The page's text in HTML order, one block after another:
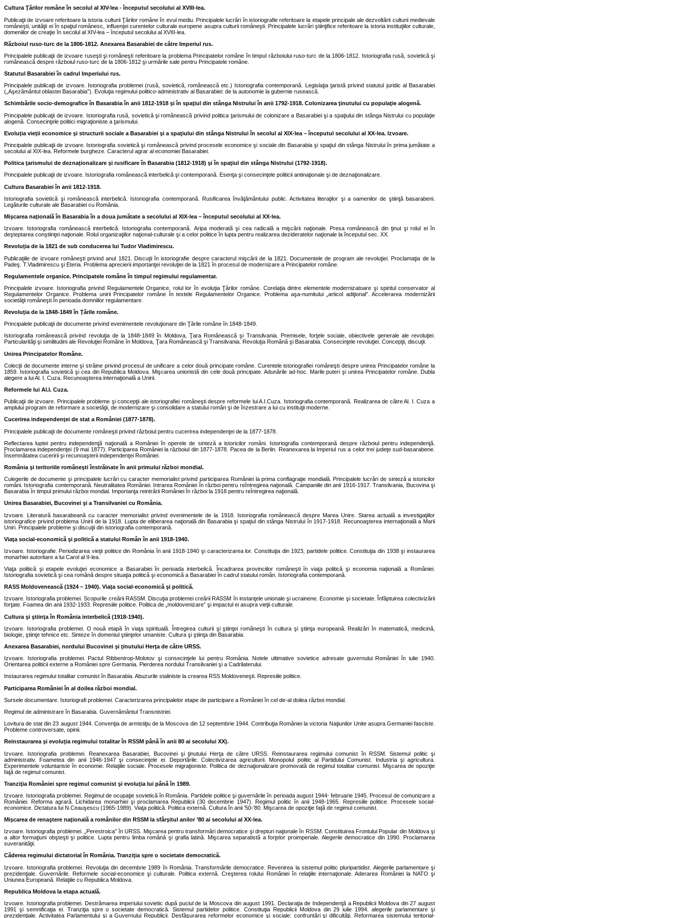
Cultura Ţărilor române în secolul al XIV-lea -începutul secolului al XVIII-lea.
Publicaţii de izvoare referitoare la istoria culturii Ţărilor române în evul mediu. Principalele lucrări în istoriografie referitoare la etapele principale ale dezvoltării culturii medievale
româneşti, unităţii ei în spaţiul românesc, influenţei curentelor culturale europene asupra culturii româneşti. Principalele lucrări ştiinţifice referitoare la istoria instituţiilor culturale,
domeniilor de creaţie în secolul al XIV-lea – începutul secolului al XVIII-lea.
Războiul ruso-turc de la 1806-1812. Anexarea Basarabiei de către Imperiul rus.
Principalele publicaţii de izvoare ruseşti şi româneşti referitoare la problema Principatelor române în timpul războiului ruso-turc de la 1806-1812. Istoriografia rusă, sovietică şi
românească despre războiul ruso-turc de la 1806-1812 şi urmările sale pentru Principatele române.
Statutul Basarabiei în cadrul Imperiului rus.
Principalele publicaţii de izvoare. Istoriografia problemei (rusă, sovietică, românească etc.) Istoriografia contemporană. Legislaţia ţaristă privind statutul juridic al Basarabiei
(„Aşezământul oblastei Basarabia”). Evoluţia regimului politico-administrativ al Basarabiei: de la autonomie la gubernie rusească.
Schimbările socio-demografice în Basarabia în anii 1812-1918 şi în spaţiul din stânga Nistrului în anii 1792-1918. Colonizarea ţinutului cu populaţie alogenă.
Principalele publicaţii de izvoare. Istoriografia rusă, sovietică şi românească privind politica ţarismului de colonizare a Basarabiei şi a spaţiului din stânga Nistrului cu populaţie
alogenă. Consecinţele politici migraţioniste a ţarismului.
Evoluţia vieţii economice şi structurii sociale a Basarabiei şi a spaţiului din stânga Nistrului în secolul al XIX-lea – începutul secolului al XX-lea. Izvoare.
Principalele publicaţii de izvoare. Istoriografia sovietică şi românească privind procesele economice şi sociale din Basarabia şi spaţiul din stânga Nistrului în prima jumătate a
secolului al XIX-lea. Reformele burgheze. Caracterul agrar al economiei Basarabiei.
Politica ţarismului de deznaţionalizare şi rusificare în Basarabia (1812-1918) şi în spaţiul din stânga Nistrului (1792-1918).
Principalele publicaţii de izvoare. Istoriografia românească interbelică şi contemporană. Esenţa şi consecinţele politicii antinaţionale şi de deznaţionalizare.
Cultura Basarabiei în anii 1812-1918.
Istoriografia sovietică şi românească interbelică. Istoriografia contemporană.
Rusificarea învăţământului public. Activitatea literaţilor şi a oamenilor de ştiinţă basarabeni.
Legăturile culturale ale Basarabiei cu România.
Mişcarea naţională în Basarabia în a doua jumătate a secolului al XIX-lea – începutul secolului al XX-lea.
Izvoare. Istoriografia românească interbelică. Istoriografia contemporană.
Aripa moderată şi cea radicală a mişcării naţionale. Presa românească din ţinut şi rolul ei în
deşteptarea conştiinţei naţionale. Rolul organizaţiilor naţional-culturale şi a celor politice în lupta pentru realizarea dezideratelor naţionale la începutul sec. XX.
Revoluţia de la 1821 de sub conducerea lui Tudor Vladimirescu.
Publicaţiile de izvoare româneşti privind anul 1821. Discuţii în istoriografie despre caracterul mişcării de la 1821.
Documentele de program ale revoluţiei. Proclamaţia de la
Padeş. T.Vladimirescu şi Eteria. Problema aprecierii importanţei revoluţiei de la 1821 în procesul de modernizare a Principatelor române.
Regulamentele organice. Principatele române în timpul regimului regulamentar.
Principalele izvoare. Istoriografia privind Regulamentele Organice, rolul lor în evoluţia Ţărilor române.
Corelaţia dintre elementele modernizatoare şi spiritul conservator al
Regulamentelor Organice. Problema unirii Principatelor române în textele Regulamentelor Organice. Problema aşa-numitului „articol adiţional”. Accelerarea modernizării
societăţii româneşti în perioada domniilor regulamentare.
Revoluţia de la 1848-1849 în Ţările române.
Principalele publicaţii de documente privind evenimentele revoluţionare din Ţările române în 1848-1849.
Istoriografia românească privind revoluţia de la 1848-1849 în Moldova, Ţara Românească şi Transilvania. Premisele, forţele sociale, obiectivele generale ale revoluţiei.
Particularităţi şi similitudini ale Revoluţiei Române în Moldova, Ţara Românească şi Transilvania. Revoluţia Română şi Basarabia. Consecinţele revoluţiei. Concepţii, discuţii.
Unirea Principatelor Române.
Colecţii de documente interne şi străine privind procesul de unificare a celor două principate române. Curentele istoriografiei româneşti despre unirea Principatelor române la
1859. Istoriografia sovietică şi cea din Republica Moldova.
Mişcarea unionistă din cele două principate. Adunările ad-hoc. Marile puteri şi unirea Principatelor române. Dubla
alegere a lui Al. I. Cuza. Recunoaşterea internaţională a Unirii.
Reformele lui Al.I. Cuza.
Publicaţii de izvoare. Principalele probleme şi concepţii ale istoriografiei româneşti despre reformele lui A.I.Cuza. Istoriografia contemporană. Realizarea de către Al. I. Cuza a
amplului program de reformare a societăţii, de modernizare şi consolidare a statului român şi de înzestrare a lui cu instituţii moderne.
Cucerirea independenţei de stat a României (1877-1878).
Principalele publicaţii de documente româneşti privind războiul pentru cucerirea independenţei de la 1877-1878.
Reflectarea luptei pentru independenţă naţională a României în operele de sinteză a istoricilor români. Istoriografia contemporană despre războiul pentru independenţă.
Proclamarea independenţei (9 mai 1877). Participarea României la războiul din 1877-1878. Pacea de la Berlin. Reanexarea la Imperiul rus a celor trei judeţe sud-basarabene.
Însemnătatea cuceririi şi recunoaşterii independenţei României.
România şi teritoriile româneşti înstrăinate în anii primului război mondial.
Culegerile de documente şi principalele lucrări cu caracter memorialist privind participarea României la prima conflagraţie mondială. Principalele lucrări de sinteză a istoricilor
români. Istoriografia contemporană. Neutralitatea României. Intrarea României în război pentru reîntregirea naţională. Campaniile din anii 1916-1917. Transilvania, Bucovina şi
Basarabia în timpul primului război mondial. Importanţa reintrării României în război la 1918 pentru reîntregirea naţională.
Unirea Basarabiei, Bucovinei şi a Transilvaniei cu România.
Izvoare. Literatură basarabeană cu caracter memorialist privind evenimentele de la 1918. Istoriografia românească despre Marea Unire. Starea actuală a investigaţiilor
istoriografice privind problema Unirii de la 1918. Lupta de eliberarea naţională din Basarabia şi spaţiul din stânga Nistrului în 1917-1918. Recunoaşterea internaţională a Marii
Uniri. Principalele probleme şi discuţii din istoriografia contemporană.
Viaţa social-economică şi politică a statului Român în anii 1918-1940.
Izvoare. Istoriografie. Periodizarea vieţii politice din România în anii 1918-1940 şi caracterizarea lor. Constituţia din 1923, partidele politice. Constituţia din 1938 şi instaurarea
monarhiei autoritare a lui Carol al II-lea.
Viaţa politică şi etapele evoluţiei economice a Basarabiei în perioada interbelică. Încadrarea provinciilor româneşti în viaţa politică şi economia naţională a României.
Istoriografia sovietică şi cea română despre situaţia politică şi economică a Basarabiei în cadrul statului român. Istoriografia contemporană.
RASS Moldovenească (1924 – 1940). Viaţa social-economică şi politică.
Izvoare. Istoriografia problemei. Scopurile creării RASSM. Discuţia problemei creării RASSM în instanţele unionale şi ucrainene. Economie şi societate. Înfăptuirea colectivizării
forţate. Foamea din anii 1932-1933. Represiile politice. Politica de „moldovenizare” şi impactul ei asupra vieţii culturale.
Cultura şi ştiinţa în România interbelică (1918-1940).
Izvoare. Istoriografia problemei. O nouă etapă în viaţa spirituală. Întregirea culturii şi ştiinţei româneşti în cultura şi ştiinţa europeană. Realizări în matematică, medicină,
biologie, ştiinţe tehnice etc. Sinteze în domeniul ştiinţelor umaniste. Cultura şi ştiinţa din Basarabia.
Anexarea Basarabiei, nordului Bucovinei şi ţinutului Herţa de către URSS.
Izvoare. Istoriografia problemei. Pactul Ribbentrop-Molotov şi consecinţele lui pentru România. Notele ultimative sovietice adresate guvernului României în iulie 1940.
Orientarea politicii externe a României spre Germania. Pierderea nordului Transilvaniei şi a Cadrilaterului.
Instaurarea regimului totalitar comunist în Basarabia. Abuzurile staliniste la crearea RSS Moldoveneşti. Represiile politice.
Participarea României în al doilea război mondial.
Sursele documentare. Istoriografi problemei. Caracterizarea principalelor etape de participare a României în cel de-al doilea război mondial.
Regimul de administrare în Basarabia. Guvernământul Transnistriei.
Lovitura de stat din 23 august 1944. Convenţia de armistiţiu de la Moscova din 12 septembrie 1944. Contribuţia României la victoria Naţiunilor Unite asupra Germaniei fasciste.
Probleme controversate, opinii.
Reinstaurarea şi evoluţia regimului totalitar în RSSM până în anii 80 ai secolului XX).
Izvoare. Istoriografia problemei. Reanexarea Basarabiei, Bucovinei şi ţinutului Herţa de către URSS. Reinstaurarea regimului comunist în RSSM. Sistemul politic şi
administrativ. Foametea din anii 1946-1947 şi consecinţele ei. Deportările. Colectivizarea agriculturii. Monopolul politic al Partidului Comunist. Industria şi agricultura.
Experimentele voluntariste în economie. Relaţiile sociale. Procesele migraţioniste. Politica de deznaţionalizare promovată de regimul totalitar comunist. Mişcarea de opoziţie
faţă de regimul comunist.
Tranziţia României spre regimul comunist şi evoluţia lui până în 1989.
Izvoare. Istoriografia problemei. Regimul de ocupaţie sovietică în România. Partidele politice şi guvernările în perioada august 1944- februarie 1945. Procesul de comunizare a
României. Reforma agrară. Lichidarea monarhiei şi proclamarea Republicii (30 decembrie 1947). Regimul politic în anii 1948-1965. Represiile politice. Procesele social-
economice. Dictatura lui N.Ceauşescu (1965-1989). Viaţa politică. Politica externă. Cultura în anii ’50-’80. Mişcarea de opoziţie faţă de regimul comunist.
Mişcarea de renaştere naţională a românilor din RSSM la sfârşitul anilor ’80 ai secolului al XX-lea.
Izvoare. Istoriografia problemei. „Perestroica” în URSS. Mişcarea pentru transformări democratice şi drepturi naţionale în RSSM. Constituirea Frontului Popular din Moldova şi
a altor formaţiuni obşteşti şi politice. Lupta pentru limba română şi grafia latină. Mişcarea separatistă a forţelor proimperiale. Alegerile democratice din 1990. Proclamarea
suveranităţii.
Căderea regimului dictatorial în România. Tranziţia spre o societate democratică.
Izvoare. Istoriografia problemei. Revoluţia din decembrie 1989 în România. Transformările democratice. Revenirea la sistemul politic pluripartidist. Alegerile parlamentare şi
prezidenţiale. Guvernările. Reformele social-economice şi culturale. Politica externă. Creşterea rolului României în relaţiile internaţionale. Aderarea României la NATO şi
Uniunea Europeană. Relaţiile cu Republica Moldova.
Republica Moldova la etapa actuală.
Izvoare. Istoriografia problemei. Destrămarea imperiului sovietic după puciul de la Moscova din august 1991. Declaraţia de Independenţă a Republicii Moldova din 27 august
1991 şi semnificaţia ei. Tranziţia spre o societate democratică. Sistemul partidelor politice. Constituţia Republicii Moldova din 29 iulie 1994. alegerile parlamentare şi
prezidenţiale. Activitatea Parlamentului şi a Guvernului Republicii. Desfăşurarea reformelor economice şi sociale: confruntări şi dificultăţi. Reformarea sistemului teritorial-